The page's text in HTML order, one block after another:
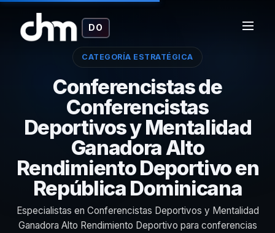
DO
CATEGORÍA ESTRATÉGICA
Conferencistas de
Conferencistas
Deportivos y Mentalidad
Ganadora Alto
Rendimiento Deportivo en
República Dominicana
Especialistas en Conferencistas Deportivos y Mentalidad
Ganadora Alto Rendimiento Deportivo para conferencias